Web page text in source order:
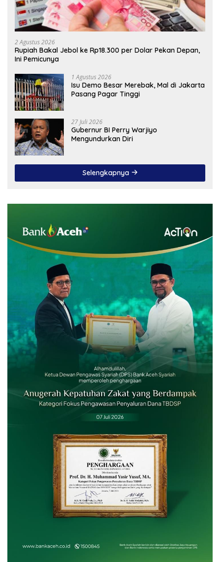
2 Agustus 2026
Rupiah Bakal Jebol ke Rp18.300 per Dolar Pekan Depan,
Ini Pemicunya
1 Agustus 2026
Isu Demo Besar Merebak, Mal di Jakarta
Pasang Pagar Tinggi
27 Juli 2026
Gubernur BI Perry Warjiyo
Mengundurkan Diri
Selengkapnya